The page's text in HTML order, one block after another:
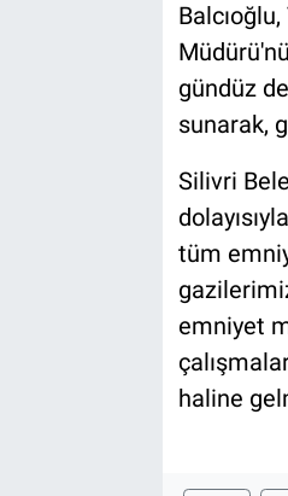
gündüz
sunarak,
Silivri
tüm
emniyet
haline